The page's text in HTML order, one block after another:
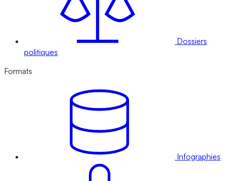
Dossiers
politiques
Formats
Infographies